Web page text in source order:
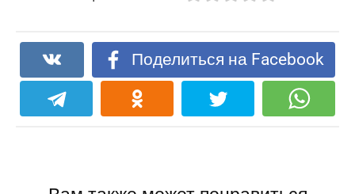
Поделиться на Facebook